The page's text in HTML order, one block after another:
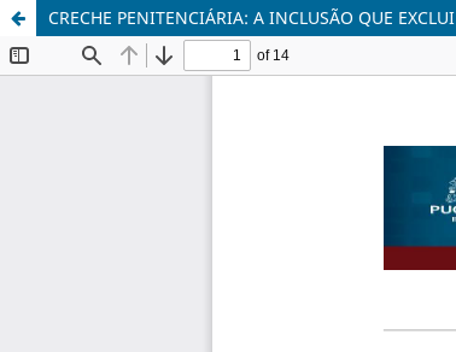
CRECHE PENITENCIÁRIA: A INCLUSÃO QUE EXCLUI